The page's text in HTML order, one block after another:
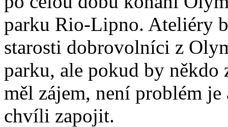
parku Rio-Lipno. Ateliéry
starosti dobrovolníci z
parku, ale pokud by někdo
měl zájem, není problém je
chvíli zapojit.